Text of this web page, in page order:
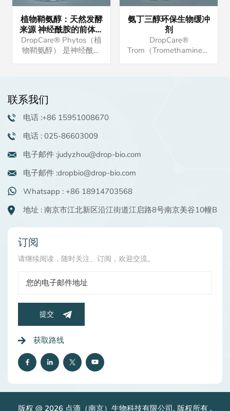
植物鞘氨醇：天然发酵
来源 神经酰胺的前体物
强大的保湿抗炎功效 油
溶活性物 高端洗护原料
DropCare® Phytos（植
物鞘氨醇） 是神经酰胺
索取样品。我们还可以提
供配方供您参考。
氨丁三醇环保生物缓冲
剂
DropCare®
Trom（Tromethamine）
联系我们
电话 :+86 15951008670
电话 : 025-86603009
电子邮件 :judyzhou@drop-bio.com
电子邮件 :dropbio@drop-bio.com
Whatsapp : +86 18914703568
地址 : 南京市江北新区沿江街道江启路8号南京美谷10幢B
订阅
请继续阅读，随时关注、订阅，欢迎交流。
提交
获取路线
版权 @ 2026 点滴（南京）生物科技有限公司. 版权所有 .